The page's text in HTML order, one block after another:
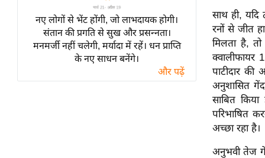
त्योहार
राशिफल
विशेष
नए लोगों से भेंट होंगी, जो लाभदायक होगी।
संतान की प्रगति से सुख और प्रसन्नता।
मनमर्जी नहीं चलेगी, मर्यादा में रहें। धन प्राप्ति
के नए साधन बनेंगे।
और पढ़ें
साथ ही,
रनों से जीत
मिलता है,
क्वालीफायर
पाटीदार की
अनुशासित
साबित
परिभाषित
अच्छा रहा है।
अनुभवी तेज